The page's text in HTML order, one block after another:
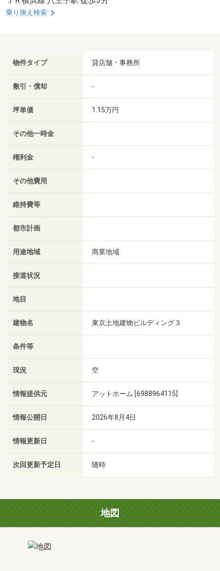
乗り換え検索
物件タイプ 貸店舗・事務所
敷引・償却 -
坪単価 1.15万円
その他一時金
権利金 -
その他費用
維持費等
都市計画
用途地域 商業地域
接道状況
地目
建物名 東京土地建物ビルディング３
条件等
現況 空
情報提供元 アットホーム [6988964115]
情報公開日 2026年8月4日
情報更新日 -
次回更新予定日 随時
地図